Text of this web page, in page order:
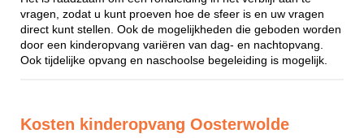
vragen, zodat u kunt proeven hoe de sfeer is en uw vragen
direct kunt stellen. Ook de mogelijkheden die geboden worden
door een kinderopvang variëren van dag- en nachtopvang.
Ook tijdelijke opvang en naschoolse begeleiding is mogelijk.
Kosten kinderopvang Oosterwolde